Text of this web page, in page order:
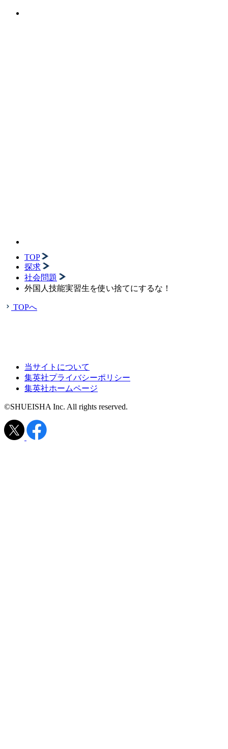
TOP
探求
社会問題
外国人技能実習生を使い捨てにするな！
TOPへ
当サイトについて
集英社プライバシーポリシー
集英社ホームページ
©SHUEISHA Inc. All rights reserved.